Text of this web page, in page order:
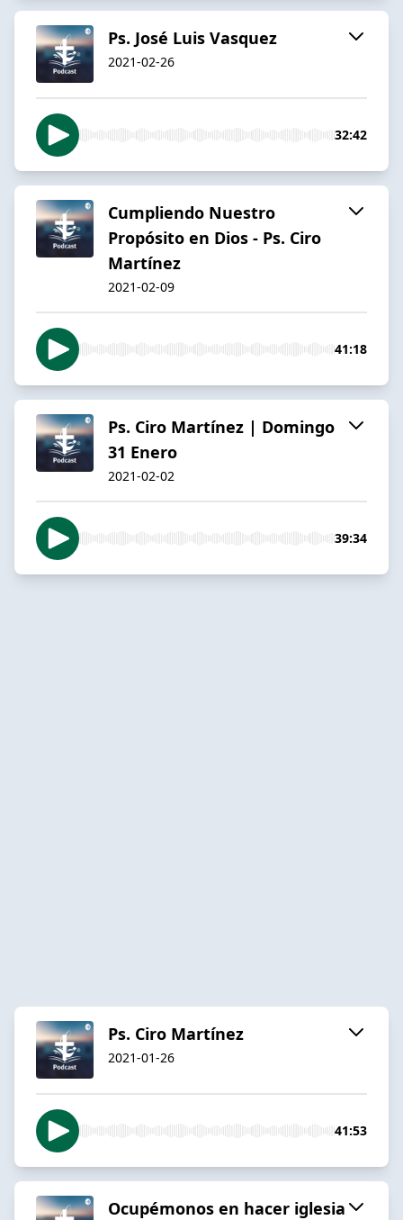
Ps. José Luis Vasquez
2021-02-26
32:42
Cumpliendo Nuestro
Propósito en Dios - Ps. Ciro
Martínez
2021-02-09
41:18
Ps. Ciro Martínez | Domingo
31 Enero
2021-02-02
39:34
Ps. Ciro Martínez
2021-01-26
41:53
Ocupémonos en hacer iglesia